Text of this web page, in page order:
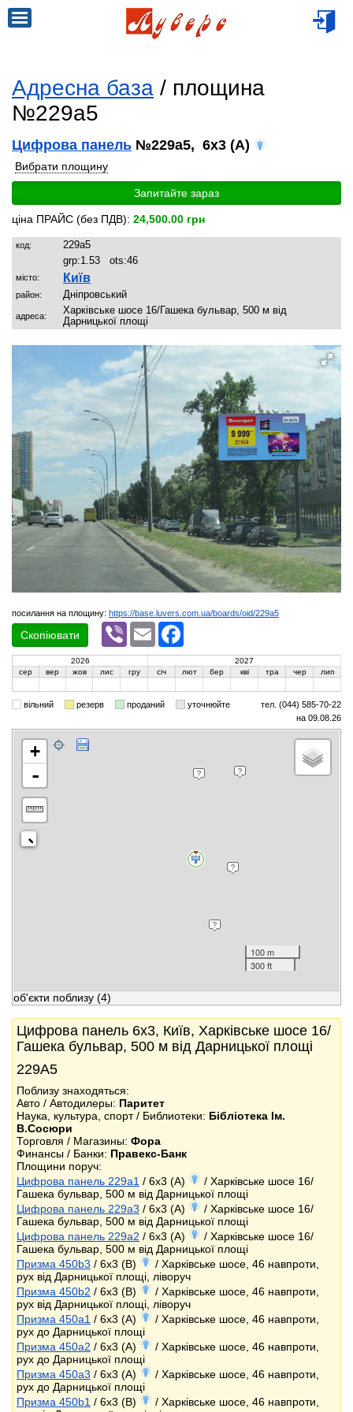
Адресна база / площина
№229a5
Цифрова панель №229a5, 6x3 (A)
Вибрати площину
Запитайте зараз
ціна ПРАЙС (без ПДВ): 24,500.00 грн
код:
229a5
grp:1.53 ots:46
місто: Київ
район: Дніпровський
адреса:
Харківське шосе 16/Гашека бульвар, 500 м від
Дарницької площі
посилання на площину: https://base.luvers.com.ua/boards/oid/229a5
Скопіювати
Viber Email
2026
2027
сер
вер жов лис гру січ лют бер кві тра чер лип
вільний резерв проданий уточнюйте
тел. (044) 585-70-22
на 09.08.26
+
-
100 m
300 ft
об'єкти поблизу (4)
Цифрова панель 6x3, Київ, Харківське шосе 16/
Гашека бульвар, 500 м від Дарницької площі
229А5
Поблизу знаходяться:
Авто / Автодилеры: Паритет
Наука, культура, спорт / Библиотеки: Бібліотека Ім.
В.Сосюри
Торговля / Магазины: Фора
Финансы / Банки: Правекс-Банк
Площини поруч:
Цифрова панель 229a1 / 6x3 (A)
/ Харківське шосе 16/
Гашека бульвар, 500 м від Дарницької площі
Цифрова панель 229a3 / 6x3 (A)
/ Харківське шосе 16/
Гашека бульвар, 500 м від Дарницької площі
Цифрова панель 229a2 / 6x3 (A)
/ Харківське шосе 16/
Гашека бульвар, 500 м від Дарницької площі
Призма 450b3 / 6x3 (B)
/ Харківське шосе, 46 навпроти,
рух від Дарницької площі, ліворуч
Призма 450b2 / 6x3 (B)
/ Харківське шосе, 46 навпроти,
рух від Дарницької площі, ліворуч
Призма 450a1 / 6x3 (A)
/ Харківське шосе, 46 навпроти,
рух до Дарницької площі
Призма 450a2 / 6x3 (A)
/ Харківське шосе, 46 навпроти,
рух до Дарницької площі
Призма 450a3 / 6x3 (A)
/ Харківське шосе, 46 навпроти,
рух до Дарницької площі
Призма 450b1 / 6x3 (B)
/ Харківське шосе, 46 навпроти,